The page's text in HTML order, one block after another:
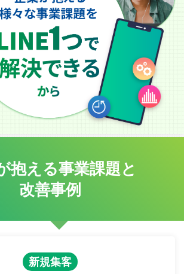
抱える事業課題と
改善事例
新規集客